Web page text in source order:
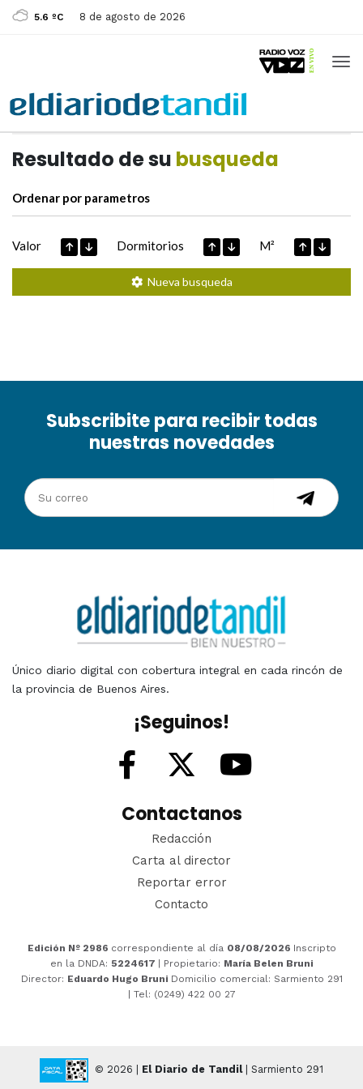
5.6 ºC 8 de agosto de 2026
Resultado de su busqueda
Ordenar por parametros
Valor Dormitorios M²
Nueva busqueda
Subscribite para recibir todas
nuestras novedades
Único diario digital con cobertura integral en cada rincón de
la provincia de Buenos Aires.
¡Seguinos!
Contactanos
Redacción
Carta al director
Reportar error
Contacto
Edición Nº 2986 correspondiente al día 08/08/2026 Inscripto
en la DNDA: 5224617 | Propietario: María Belen Bruni
Director: Eduardo Hugo Bruni Domicilio comercial: Sarmiento 291
| Tel: (0249) 422 00 27
© 2026 | El Diario de Tandil| Sarmiento 291